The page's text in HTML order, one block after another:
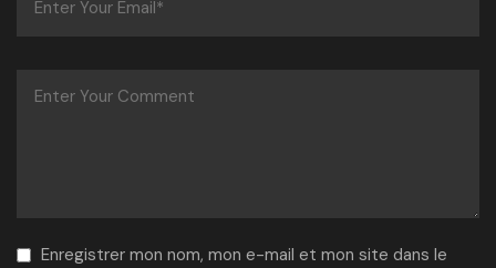
Enregistrer mon nom, mon e-mail et mon site dans le